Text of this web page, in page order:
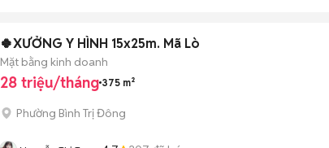
🍀XƯỞNG Y HÌNH 15x25m. Mã Lò
Mặt bằng kinh doanh
28 triệu/tháng 375 m²
Phường Bình Trị Đông